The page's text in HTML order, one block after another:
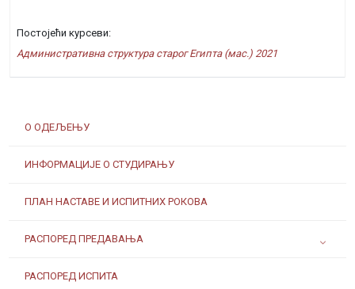
О ОДЕЉЕЊУ
ИНФОРМАЦИЈЕ О СТУДИРАЊУ
ПЛАН НАСТАВЕ И ИСПИТНИХ РОКОВА
РАСПОРЕД ПРЕДАВАЊА
РАСПОРЕД ИСПИТА
Постојећи курсеви:
Административна структура старог Египта (мас.) 2021